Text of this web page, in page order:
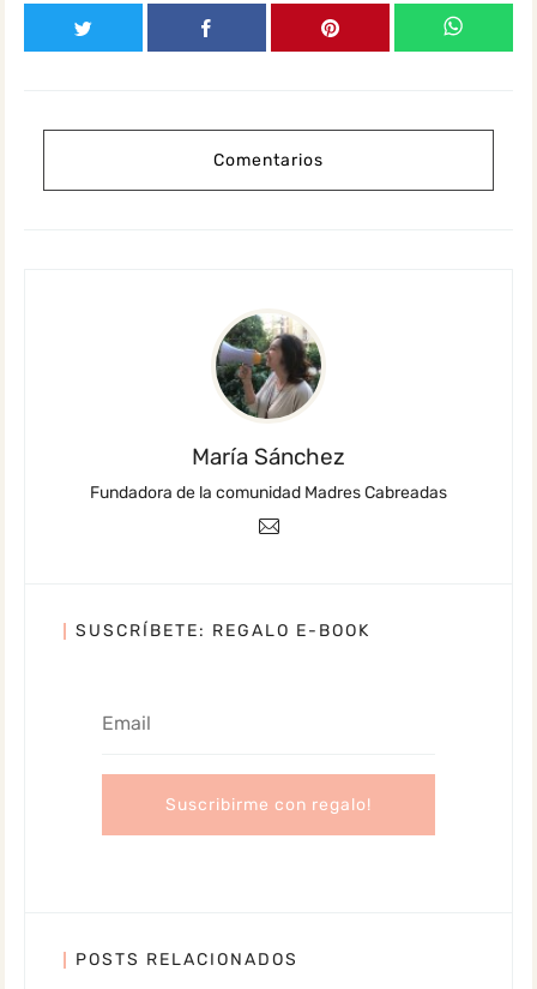
Comentarios
María Sánchez
Fundadora de la comunidad Madres Cabreadas
SUSCRÍBETE: REGALO E-BOOK
POSTS RELACIONADOS